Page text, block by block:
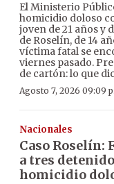
El Ministerio
homicidio doloso
joven de 21 años y
de Roselín, de 14
víctima fatal se
viernes pasado.
de cartón: lo que
Agosto 7, 2026 09:09
Nacionales
Caso Roselín:
a tres
homicidio